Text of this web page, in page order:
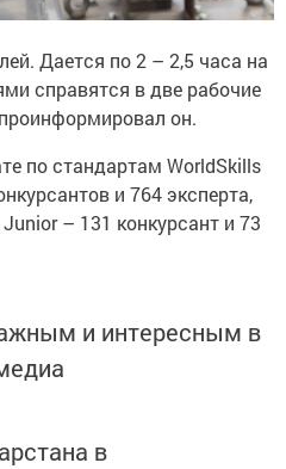
Дается по 2 – 2,5 часа на
справятся в две рабочие
он.
по стандартам WorldSkills
и 764 эксперта,
– 131 конкурсант и 73
и интересным в
в